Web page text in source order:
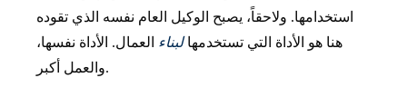
استخدامها. ولاحقاً، يصبح الوكيل العام نفسه الذي تقوده
هنا هو الأداة التي تستخدمهالبناء العمال. الأداة نفسها،
والعمل أكبر.